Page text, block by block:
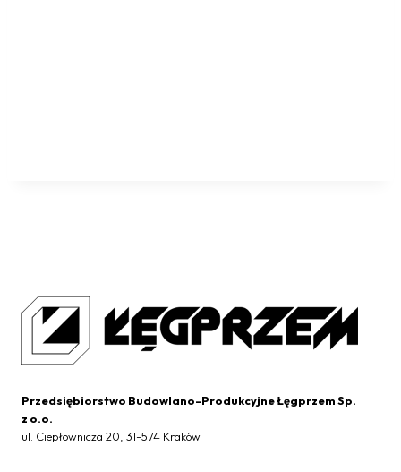
Przedsiębiorstwo Budowlano-Produkcyjne Łęgprzem Sp.
z o.o.
ul. Ciepłownicza 20, 31-574 Kraków